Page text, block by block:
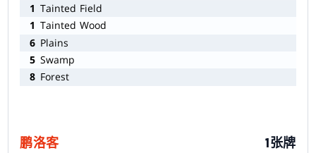
1 Tainted Field
1 Tainted Wood
6 Plains
5 Swamp
8 Forest
鹏洛客 1张牌